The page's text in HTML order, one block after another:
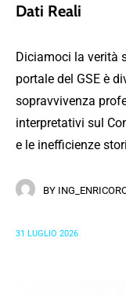
Dati Reali
Diciamoci la verità
portale del GSE è
sopravvivenza
interpretativi sul
e le inefficienze
BY
31 LUGLIO 2026